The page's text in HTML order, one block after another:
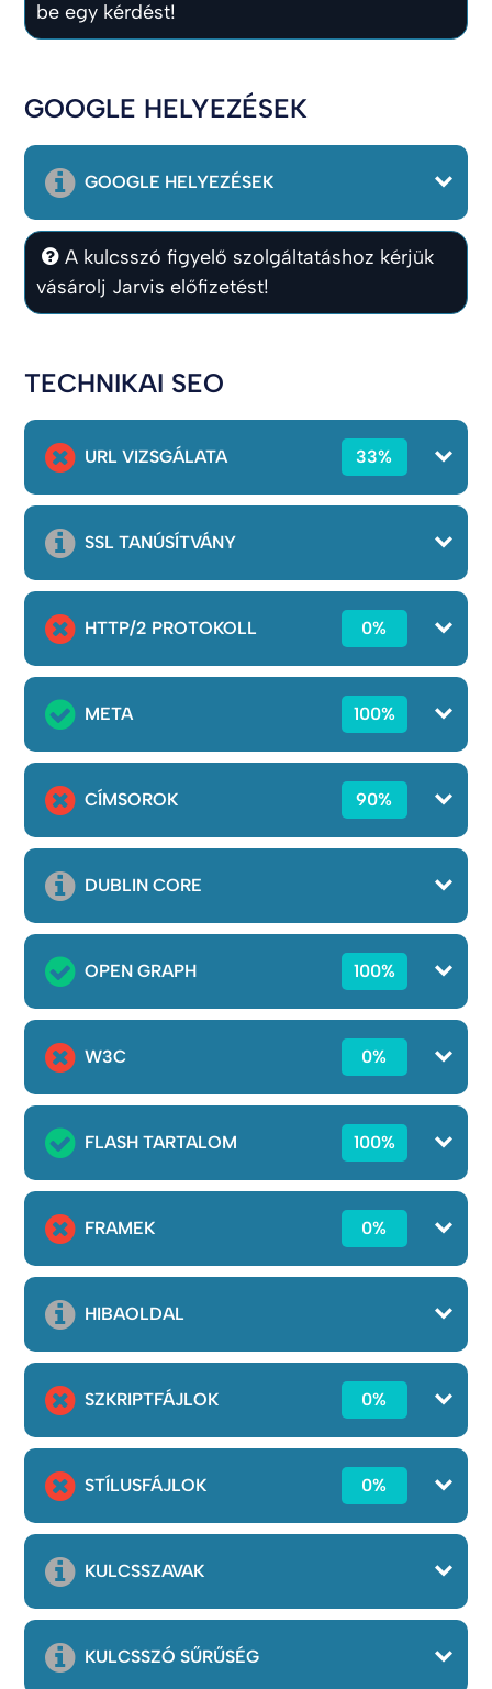
be egy kérdést!
GOOGLE HELYEZÉSEK
GOOGLE HELYEZÉSEK
A kulcsszó figyelő szolgáltatáshoz kérjük
vásárolj Jarvis előfizetést!
TECHNIKAI SEO
URL VIZSGÁLATA 33%
SSL TANÚSÍTVÁNY
HTTP/2 PROTOKOLL 0%
META 100%
CÍMSOROK 90%
DUBLIN CORE
OPEN GRAPH 100%
W3C 0%
FLASH TARTALOM 100%
FRAMEK 0%
HIBAOLDAL
SZKRIPTFÁJLOK 0%
STÍLUSFÁJLOK 0%
KULCSSZAVAK
KULCSSZÓ SŰRŰSÉG